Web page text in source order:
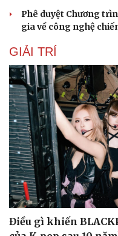
Phê duyệt Chương
gia về công nghệ
GIẢI TRÍ
Điều gì khiến